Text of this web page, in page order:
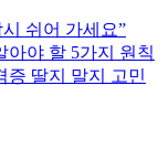
쉬어 가세요”
아야 할 5가지 원칙
증 딸지 말지 고민